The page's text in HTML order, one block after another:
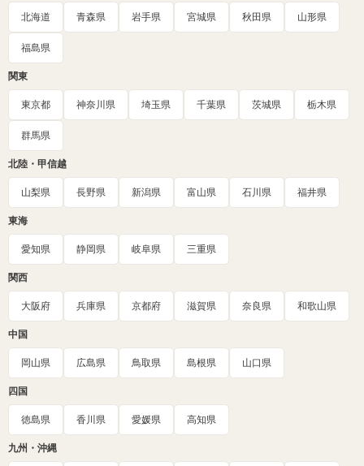
北海道 青森県 岩手県 宮城県 秋田県 山形県
福島県
関東
東京都 神奈川県 埼玉県 千葉県 茨城県 栃木県
群馬県
北陸・甲信越
山梨県 長野県 新潟県 富山県 石川県 福井県
東海
愛知県 静岡県 岐阜県 三重県
関西
大阪府 兵庫県 京都府 滋賀県 奈良県 和歌山県
中国
岡山県 広島県 鳥取県 島根県 山口県
四国
徳島県 香川県 愛媛県 高知県
九州・沖縄